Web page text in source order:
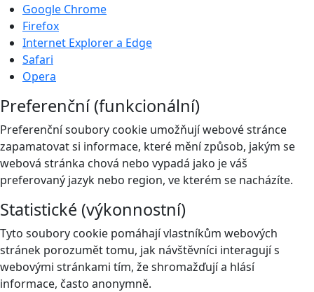
Google Chrome
Firefox
Internet Explorer a Edge
Safari
Opera
Preferenční (funkcionální)
Preferenční soubory cookie umožňují webové stránce
zapamatovat si informace, které mění způsob, jakým se
webová stránka chová nebo vypadá jako je váš
preferovaný jazyk nebo region, ve kterém se nacházíte.
Statistické (výkonnostní)
Tyto soubory cookie pomáhají vlastníkům webových
stránek porozumět tomu, jak návštěvníci interagují s
webovými stránkami tím, že shromažďují a hlásí
informace, často anonymně.